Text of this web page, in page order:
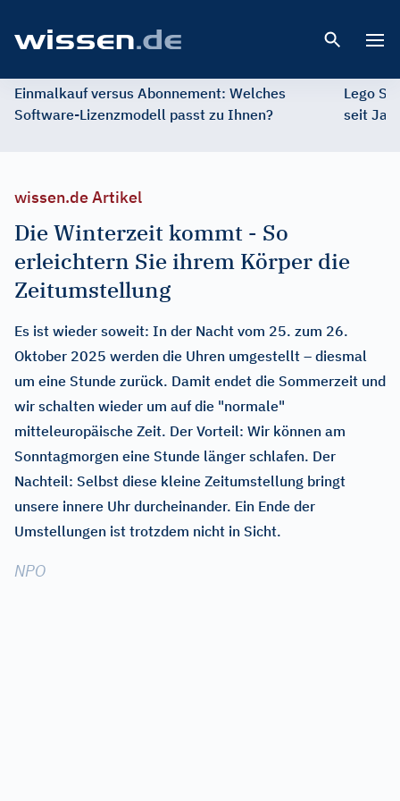
Einmalkauf versus Abonnement: Welches
Software-Lizenzmodell passt zu Ihnen?
Lego
seit
wissen.de Artikel
Die Winterzeit kommt - So
erleichtern Sie ihrem Körper die
Zeitumstellung
Es ist wieder soweit: In der Nacht vom 25. zum 26.
Oktober 2025 werden die Uhren umgestellt – diesmal
um eine Stunde zurück. Damit endet die Sommerzeit und
wir schalten wieder um auf die "normale"
mitteleuropäische Zeit. Der Vorteil: Wir können am
Sonntagmorgen eine Stunde länger schlafen. Der
Nachteil: Selbst diese kleine Zeitumstellung bringt
unsere innere Uhr durcheinander. Ein Ende der
Umstellungen ist trotzdem nicht in Sicht.
NPO